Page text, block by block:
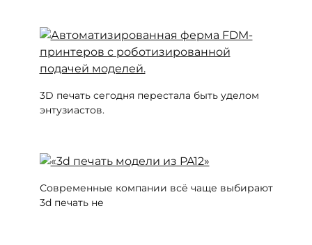
3D печать сегодня перестала быть уделом
энтузиастов.
Современные компании всё чаще выбирают
3d печать не